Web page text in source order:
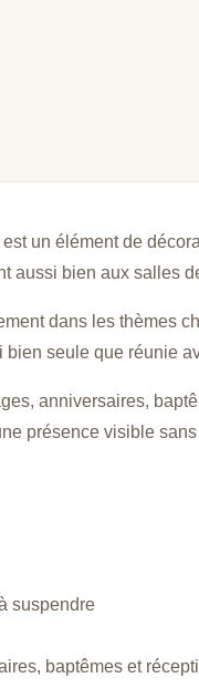
un élément de
aussi bien aux salles
dans les thèmes
seule que réunie
anniversaires,
présence visible
suspendre
baptêmes et